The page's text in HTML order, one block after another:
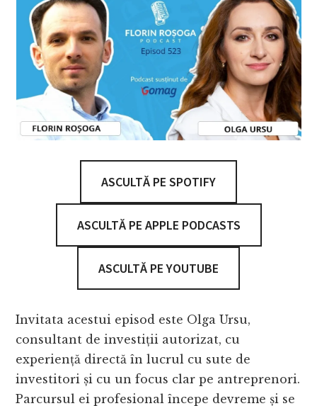
ASCULTĂ PE SPOTIFY
ASCULTĂ PE APPLE PODCASTS
ASCULTĂ PE YOUTUBE
Invitata acestui episod este Olga Ursu,
consultant de investiții autorizat, cu
experiență directă în lucrul cu sute de
investitori și cu un focus clar pe antreprenori.
Parcursul ei profesional începe devreme și se